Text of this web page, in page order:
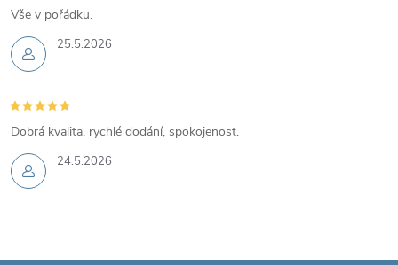
25.5.2026
Vše v pořádku.
24.5.2026
Dobrá kvalita, rychlé dodání, spokojenost.